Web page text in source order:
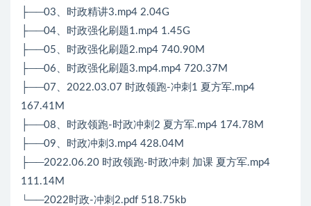
├──03、时政精讲3.mp4 2.04G
├──04、时政强化刷题1.mp4 1.45G
├──05、时政强化刷题2.mp4 740.90M
├──06、时政强化刷题3.mp4.mp4 720.37M
├──07、2022.03.07 时政领跑-冲刺1 夏方军.mp4
167.41M
├──08、时政领跑-时政冲刺2 夏方军.mp4 174.78M
├──09、时政冲刺3.mp4 428.04M
├──2022.06.20 时政领跑-时政冲刺 加课 夏方军.mp4
111.14M
└──2022时政-冲刺2.pdf 518.75kb